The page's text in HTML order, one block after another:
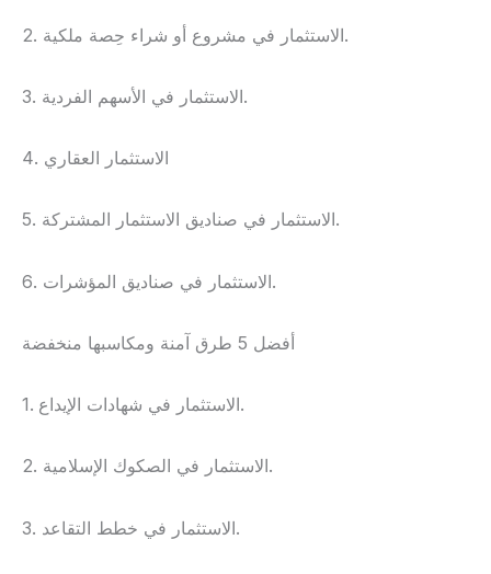
2. الاستثمار في مشروع أو شراء حِصة ملكية.
3. الاستثمار في الأسهم الفردية.
4. الاستثمار العقاري
5. الاستثمار في صناديق الاستثمار المشتركة.
6. الاستثمار في صناديق المؤشرات.
أفضل 5 طرق آمنة ومكاسبها منخفضة
1. الاستثمار في شهادات الإيداع.
2. الاستثمار في الصكوك الإسلامية.
3. الاستثمار في خطط التقاعد.